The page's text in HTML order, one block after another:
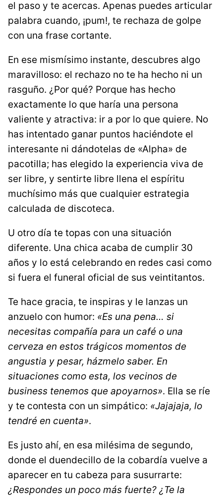
el paso y te acercas. Apenas puedes articular
palabra cuando, ¡pum!, te rechaza de golpe
con una frase cortante.
En ese mismísimo instante, descubres algo
maravilloso: el rechazo no te ha hecho ni un
rasguño. ¿Por qué? Porque has hecho
exactamente lo que haría una persona
valiente y atractiva: ir a por lo que quiere. No
has intentado ganar puntos haciéndote el
interesante ni dándotelas de «Alpha» de
pacotilla; has elegido la experiencia viva de
ser libre, y sentirte libre llena el espíritu
muchísimo más que cualquier estrategia
calculada de discoteca.
U otro día te topas con una situación
diferente. Una chica acaba de cumplir 30
años y lo está celebrando en redes casi como
si fuera el funeral oficial de sus veintitantos.
Te hace gracia, te inspiras y le lanzas un
anzuelo con humor: «Es una pena… si
necesitas compañía para un café o una
cerveza en estos trágicos momentos de
angustia y pesar, házmelo saber. En
situaciones como esta, los vecinos de
business tenemos que apoyarnos». Ella se ríe
y te contesta con un simpático: «Jajajaja, lo
tendré en cuenta».
Es justo ahí, en esa milésima de segundo,
donde el duendecillo de la cobardía vuelve a
aparecer en tu cabeza para susurrarte:
¿Respondes un poco más fuerte? ¿Te la